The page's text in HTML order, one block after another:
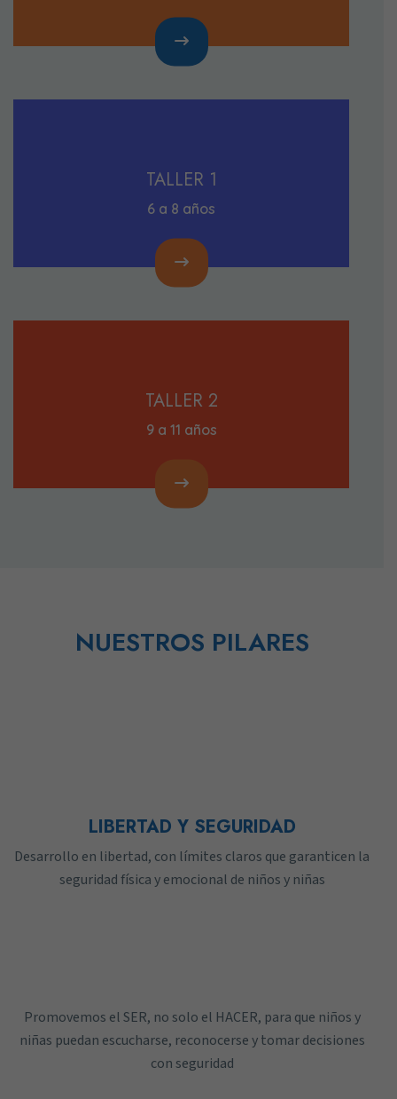
TALLER 1
6 a 8 años
TALLER 2
9 a 11 años
NUESTROS PILARES
LIBERTAD Y SEGURIDAD
Desarrollo en libertad, con límites claros que garanticen la
seguridad física y emocional de niños y niñas
Promovemos el SER, no solo el HACER, para que niños y
niñas puedan escucharse, reconocerse y tomar decisiones
con seguridad